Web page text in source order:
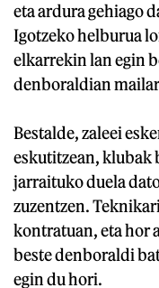
eta ardura gehiago
Igotzeko helburua
elkarrekin lan egin
denboraldian
Bestalde, zaleei
eskutitzean, klubak
jarraituko duela
zuzentzen.
kontratuan, eta hor
beste denboraldi
egin du hori.